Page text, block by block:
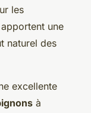
les
une
naturel des
excellente
à